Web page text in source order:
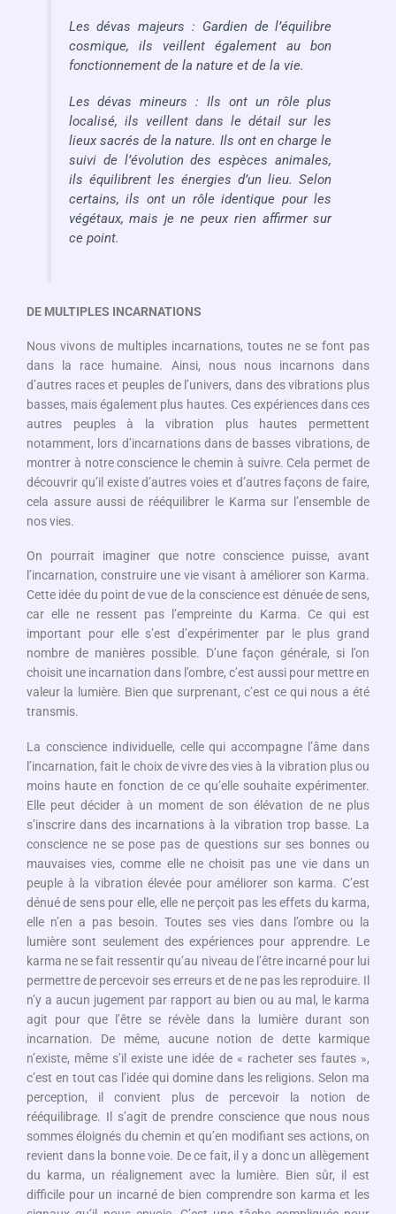
Les dévas majeurs : Gardien de l’équilibre
cosmique, ils veillent également au bon
fonctionnement de la nature et de la vie.
Les dévas mineurs : Ils ont un rôle plus
localisé, ils veillent dans le détail sur les
lieux sacrés de la nature. Ils ont en charge le
suivi de l’évolution des espèces animales,
ils équilibrent les énergies d’un lieu. Selon
certains, ils ont un rôle identique pour les
végétaux, mais je ne peux rien affirmer sur
ce point.
DE MULTIPLES INCARNATIONS
Nous vivons de multiples incarnations, toutes ne se font pas
dans la race humaine. Ainsi, nous nous incarnons dans
d’autres races et peuples de l’univers, dans des vibrations plus
basses, mais également plus hautes. Ces expériences dans ces
autres peuples à la vibration plus hautes permettent
notamment, lors d’incarnations dans de basses vibrations, de
montrer à notre conscience le chemin à suivre. Cela permet de
découvrir qu’il existe d’autres voies et d’autres façons de faire,
cela assure aussi de rééquilibrer le Karma sur l’ensemble de
nos vies.
On pourrait imaginer que notre conscience puisse, avant
l’incarnation, construire une vie visant à améliorer son Karma.
Cette idée du point de vue de la conscience est dénuée de sens,
car elle ne ressent pas l’empreinte du Karma. Ce qui est
important pour elle s’est d’expérimenter par le plus grand
nombre de manières possible. D’une façon générale, si l’on
choisit une incarnation dans l’ombre, c’est aussi pour mettre en
valeur la lumière. Bien que surprenant, c’est ce qui nous a été
transmis.
La conscience individuelle, celle qui accompagne l’âme dans
l’incarnation, fait le choix de vivre des vies à la vibration plus ou
moins haute en fonction de ce qu’elle souhaite expérimenter.
Elle peut décider à un moment de son élévation de ne plus
s’inscrire dans des incarnations à la vibration trop basse. La
conscience ne se pose pas de questions sur ses bonnes ou
mauvaises vies, comme elle ne choisit pas une vie dans un
peuple à la vibration élevée pour améliorer son karma. C’est
dénué de sens pour elle, elle ne perçoit pas les effets du karma,
elle n’en a pas besoin. Toutes ses vies dans l’ombre ou la
lumière sont seulement des expériences pour apprendre. Le
karma ne se fait ressentir qu’au niveau de l’être incarné pour lui
permettre de percevoir ses erreurs et de ne pas les reproduire. Il
n’y a aucun jugement par rapport au bien ou au mal, le karma
agit pour que l’être se révèle dans la lumière durant son
incarnation. De même, aucune notion de dette karmique
n’existe, même s’il existe une idée de « racheter ses fautes »,
c’est en tout cas l’idée qui domine dans les religions. Selon ma
perception, il convient plus de percevoir la notion de
rééquilibrage. Il s’agit de prendre conscience que nous nous
sommes éloignés du chemin et qu’en modifiant ses actions, on
revient dans la bonne voie. De ce fait, il y a donc un allègement
du karma, un réalignement avec la lumière. Bien sûr, il est
difficile pour un incarné de bien comprendre son karma et les